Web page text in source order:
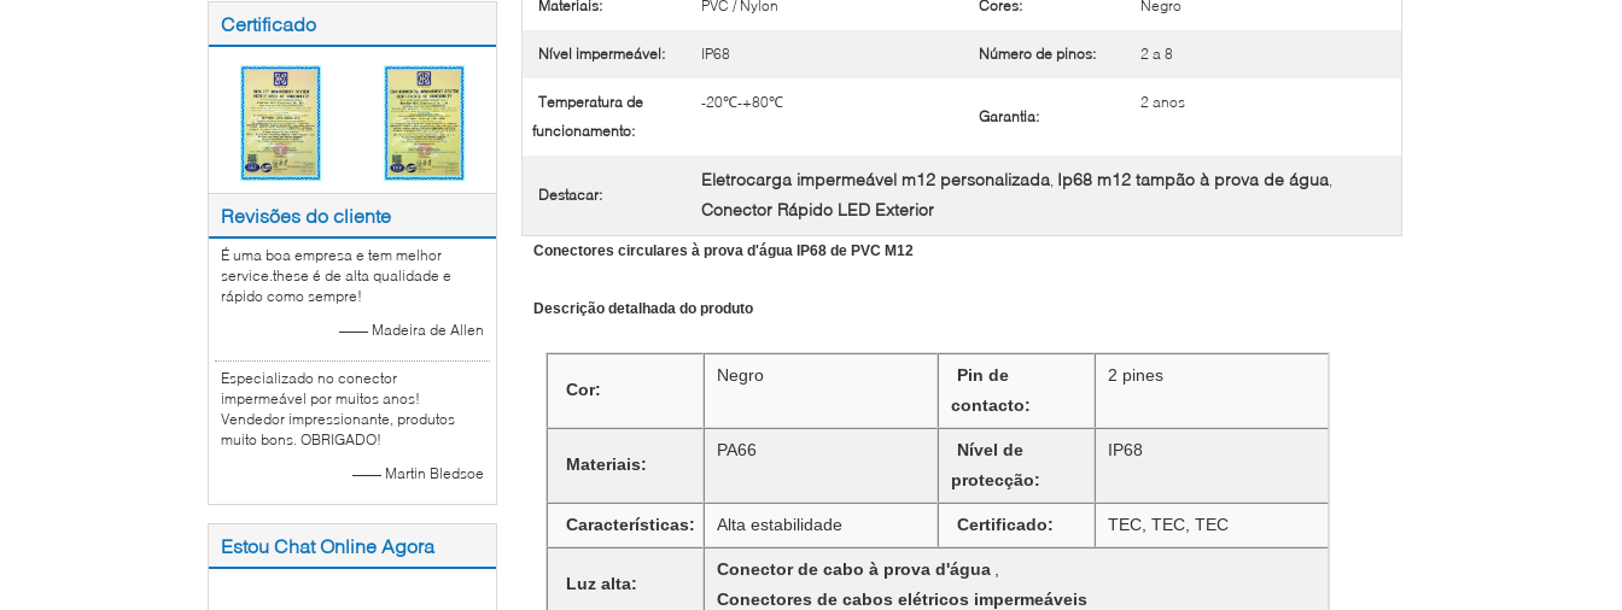
Certificado
Revisões do cliente
É uma boa empresa e tem melhor
service.these é de alta qualidade e
rápido como sempre!
—— Madeira de Allen
Especializado no conector
impermeável por muitos anos!
Vendedor impressionante, produtos
muito bons. OBRIGADO!
—— Martin Bledsoe
Estou Chat Online Agora
Materiais: PVC / Nylon Cores: Negro
Nível impermeável: IP68 Número de pinos: 2 a 8
Temperatura de
funcionamento:
-20℃-+80℃
Garantia:
2 anos
Destacar:
Eletrocarga impermeável m12 personalizada Ip68 m12 tampão à prova de água
Conector Rápido LED Exterior
Conectores circulares à prova d'água IP68 de PVC M12
Descrição detalhada do produto
Cor:
Negro
Pin de
contacto:
2 pines
Materiais:
PA66
Nível de
protecção:
IP68
Características: Alta estabilidade Certificado: TEC, TEC, TEC
Luz alta:
Conector de cabo à prova d'água
Conectores de cabos elétricos impermeáveis